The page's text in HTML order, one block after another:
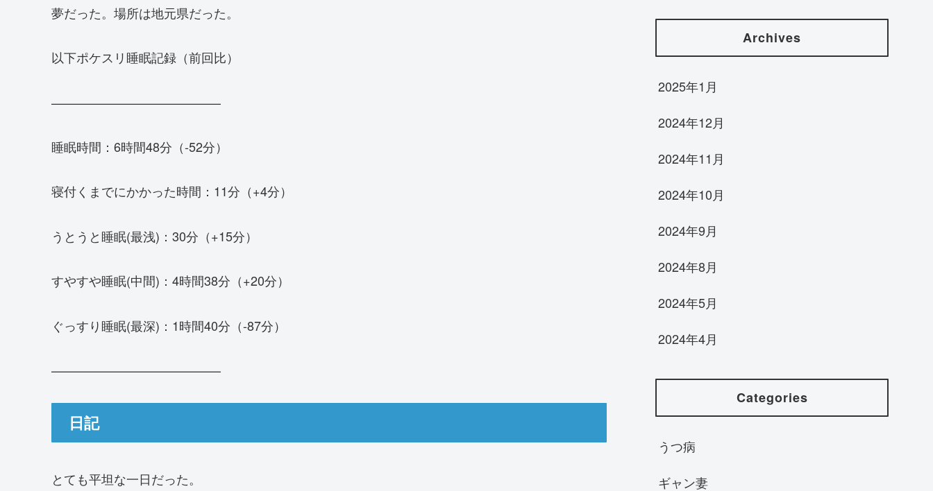
夢だった。場所は地元県だった。
以下ポケスリ睡眠記録（前回比）
—————————————–
睡眠時間：6時間48分（-52分）
寝付くまでにかかった時間：11分（+4分）
うとうと睡眠(最浅)：30分（+15分）
すやすや睡眠(中間)：4時間38分（+20分）
ぐっすり睡眠(最深)：1時間40分（-87分）
—————————————–
日記
とても平坦な一日だった。
Archives
2025年1月
2024年12月
2024年11月
2024年10月
2024年9月
2024年8月
2024年5月
2024年4月
Categories
うつ病
ギャン妻